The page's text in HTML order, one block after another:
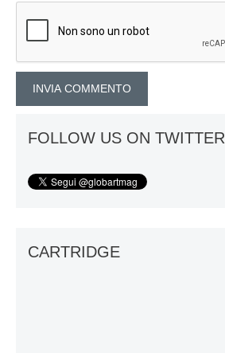
FOLLOW US ON TWITTER
CARTRIDGE